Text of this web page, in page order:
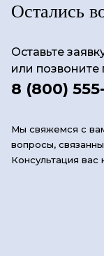
Остались
Оставьте
или
8 (800)
Мы свяжемся с
вопросы,
Консультация вас